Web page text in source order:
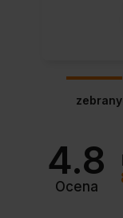
4.8
Ocena